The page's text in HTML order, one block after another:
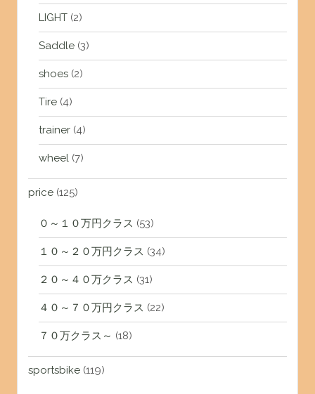
LIGHT(2)
Saddle(3)
shoes(2)
Tire(4)
trainer(4)
wheel(7)
price(125)
０～１０万円クラス (53)
１０～２０万円クラス (34)
２０～４０万クラス (31)
４０～７０万円クラス (22)
７０万クラス～ (18)
sportsbike(119)